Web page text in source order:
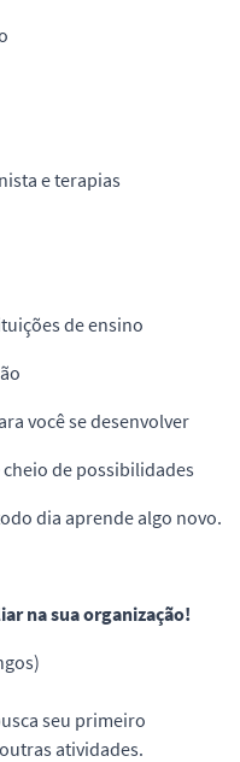
e terapias
de ensino
você se desenvolver
de possibilidades
dia aprende algo novo.
na sua organização!
seu primeiro
atividades.